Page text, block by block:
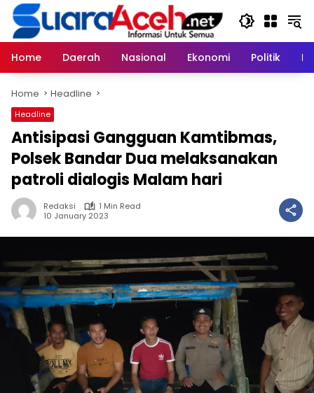
Skip
content
Home
Daerah Nasional Ekonomi Politik
Home Headline
Headline
Antisipasi Gangguan Kamtibmas,
Polsek Bandar Dua melaksanakan
patroli dialogis Malam hari
Redaksi
1 Min Read
10 January 2023